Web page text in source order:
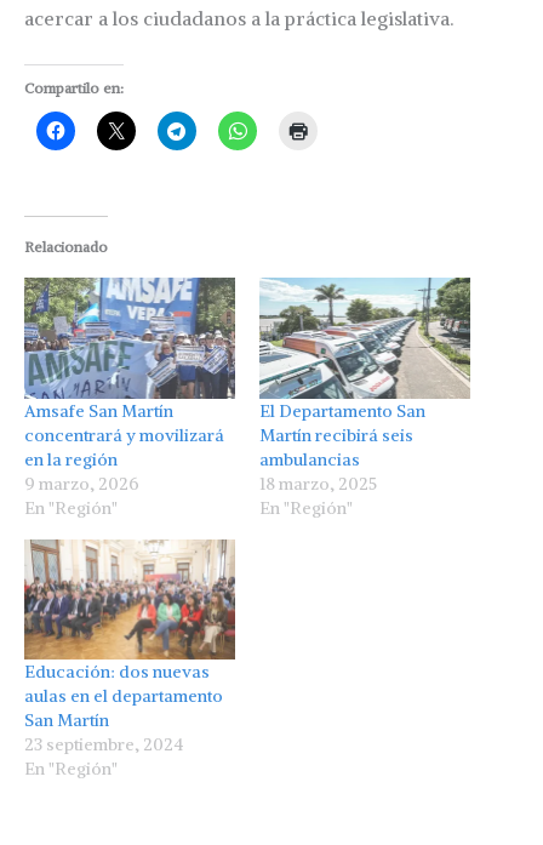
acercar a los ciudadanos a la práctica legislativa.
Compartilo en:
Relacionado
Amsafe San Martín
concentrará y movilizará
en la región
9 marzo, 2026
En "Región"
El Departamento San
Martín recibirá seis
ambulancias
18 marzo, 2025
En "Región"
Educación: dos nuevas
aulas en el departamento
San Martín
23 septiembre, 2024
En "Región"